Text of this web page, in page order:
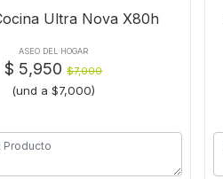
Ultra Nova X80h
ASEO DEL HOGAR
$ 5,950$7,000
(und a $7,000)